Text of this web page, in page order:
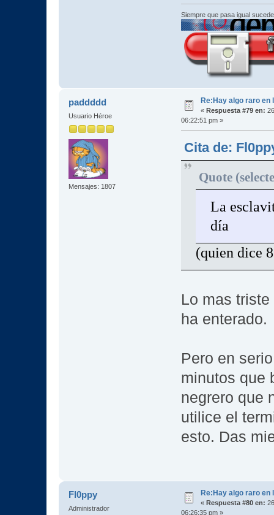
Siempre que pasa igual
paddddd
Usuario Héroe
Mensajes: 1807
Re:Hay algo raro en
« Respuesta #79 en:
06:22:51 pm »
Cita de:
Quote
La
día
(quien dice
Lo mas
ha enterado.
Pero en
minutos que
negrero que
utilice el
esto. Das
Fl0ppy
Administrador
Re:Hay algo raro en
« Respuesta #80 en:
06:26:35 pm »